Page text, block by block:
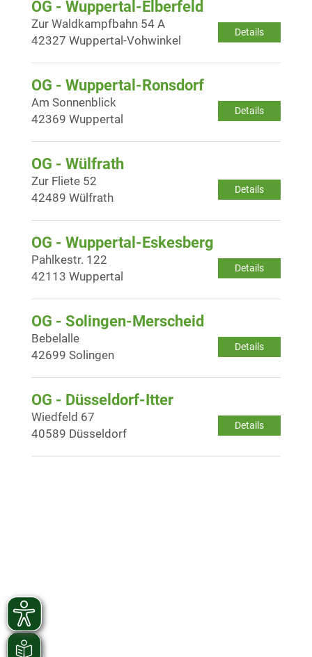
OG - Wuppertal-Elberfeld
Details
Zur Waldkampfbahn 54 A
42327 Wuppertal-Vohwinkel
OG - Wuppertal-Ronsdorf
Details
Am Sonnenblick
42369 Wuppertal
OG - Wülfrath
Details
Zur Fliete 52
42489 Wülfrath
OG - Wuppertal-Eskesberg
Details
Pahlkestr. 122
42113 Wuppertal
OG - Solingen-Merscheid
Details
Bebelalle
42699 Solingen
OG - Düsseldorf-Itter
Details
Wiedfeld 67
40589 Düsseldorf